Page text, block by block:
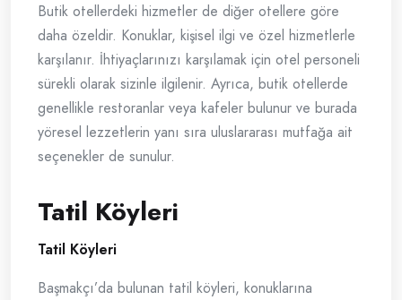
Butik otellerdeki hizmetler de diğer otellere göre
daha özeldir. Konuklar, kişisel ilgi ve özel hizmetlerle
karşılanır. İhtiyaçlarınızı karşılamak için otel personeli
sürekli olarak sizinle ilgilenir. Ayrıca, butik otellerde
genellikle restoranlar veya kafeler bulunur ve burada
yöresel lezzetlerin yanı sıra uluslararası mutfağa ait
seçenekler de sunulur.
Tatil Köyleri
Tatil Köyleri
Başmakçı’da bulunan tatil köyleri, konuklarına